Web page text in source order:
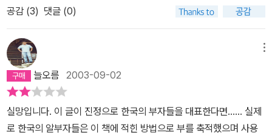
공감 (3) 댓글 (0)
늘오름 2003-09-02
실망입니다. 이 글이 진정으로 한국의 부자들을 대표한다면...... 실제
로 한국의 알부자들은 이 책에 적힌 방법으로 부를 축적했으며 사용